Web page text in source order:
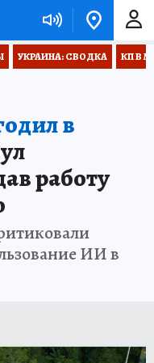
УКРАИНА: СВОДКА КП В
в
работу
ИИ в